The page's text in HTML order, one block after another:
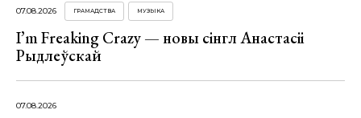
07.08.2026 ГРАМАДСТВА МУЗЫКА
I’m Freaking Crazy — новы сінгл Анастасіі
Рыдлеўскай
07.08.2026